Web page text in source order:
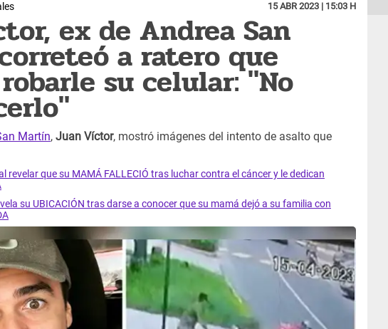
15 ABR 2023 | 15:03 H
ex de Andrea San
a ratero que
su celular: "No
Martín, Juan Víctor, mostró imágenes del intento de asalto que
revelar que su MAMÁ FALLECIÓ tras luchar contra el cáncer y le dedican
su UBICACIÓN tras darse a conocer que su mamá dejó a su familia con